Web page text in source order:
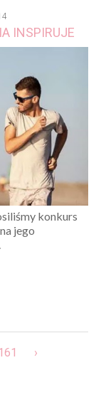
INSPIRUJE
konkurs
jego
›